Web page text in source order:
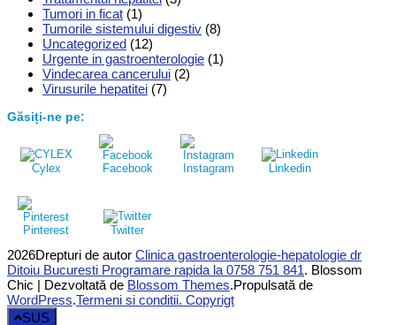
Tumori in ficat (1)
Tumorile sistemului digestiv (8)
Uncategorized (12)
Urgente in gastroenterologie (1)
Vindecarea cancerului (2)
Virusurile hepatitei (7)
Găsiți-ne pe:
Cylex Facebook Instagram Linkedin
Pinterest Twitter
2026Drepturi de autor Clinica gastroenterologie-hepatologie dr
Ditoiu Bucuresti Programare rapida la 0758 751 841. Blossom
Chic | Dezvoltată de Blossom Themes.Propulsată de
WordPress.Termeni si conditii. Copyrigt
SUS